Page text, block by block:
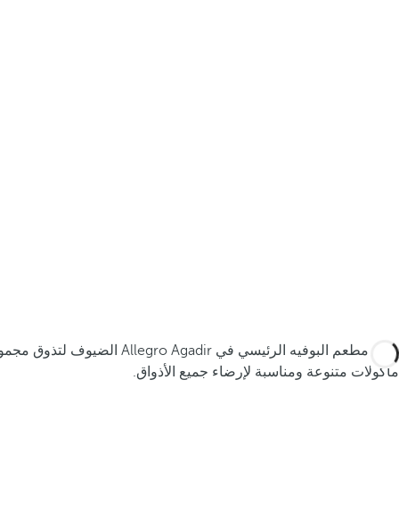
يدعو مطعم البوفيه الرئيسي في Allegro Agadir الضيوف لتذوق مجموعة متنوعة من
مأكولات متنوعة ومناسبة لإرضاء جميع الأذواق.